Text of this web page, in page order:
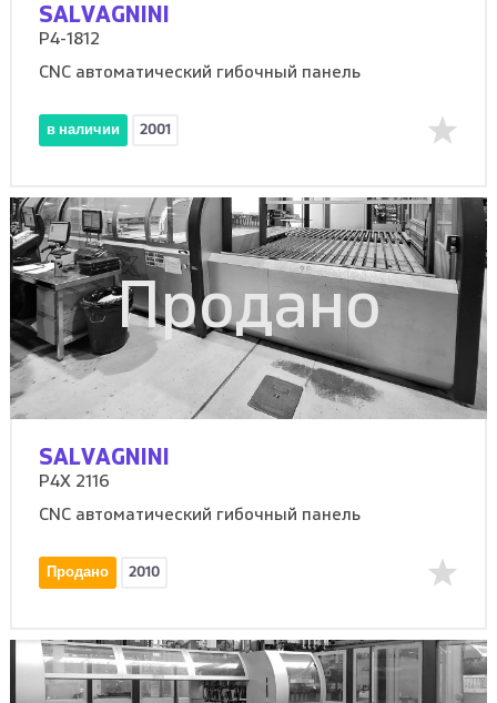
SALVAGNINI
P4-1812
CNC автоматический гибочный панель
в наличии 2001
Продано
SALVAGNINI
P4X 2116
CNC автоматический гибочный панель
Продано 2010